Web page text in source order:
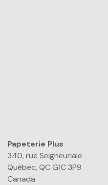
Papeterie Plus​
340, rue Seigneuriale
Québec, QC G1C 3P9
Canada